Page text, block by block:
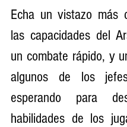
Echa un vistazo más
las capacidades del
un combate rápido, y
algunos de los
esperando para
habilidades de los